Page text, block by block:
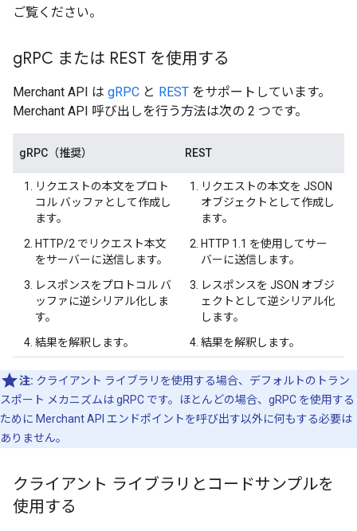
ご覧ください。
gRPC または REST を使用する
Merchant API は gRPC と REST をサポートしています。
Merchant API 呼び出しを行う方法は次の 2 つです。
gRPC（推奨） REST
リクエストの本文をプロト
コル バッファとして作成し
ます。
HTTP/2 でリクエスト本文
をサーバーに送信します。
レスポンスをプロトコル バ
ッファに逆シリアル化しま
す。
結果を解釈します。
リクエストの本文を JSON
オブジェクトとして作成し
ます。
HTTP 1.1 を使用してサー
バーに送信します。
レスポンスを JSON オブジ
ェクトとして逆シリアル化
します。
結果を解釈します。
注: クライアント ライブラリを使用する場合、デフォルトのトラン
スポート メカニズムは gRPC です。ほとんどの場合、gRPC を使用する
ために Merchant API エンドポイントを呼び出す以外に何もする必要は
ありません。
クライアント ライブラリとコードサンプルを
使用する